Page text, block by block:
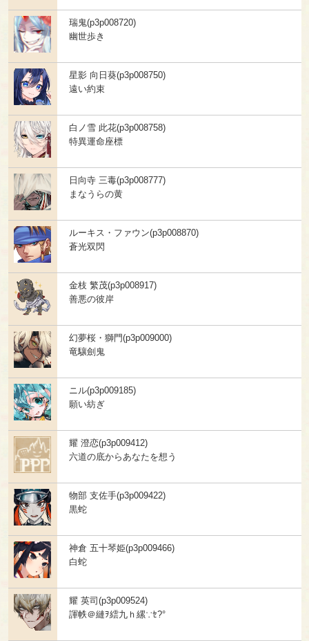
瑞鬼(p3p008720)
幽世歩き
星影 向日葵(p3p008750)
遠い約束
白ノ雪 此花(p3p008758)
特異運命座標
日向寺 三毒(p3p008777)
まなうらの黄
ルーキス・ファウン(p3p008870)
蒼光双閃
金枝 繁茂(p3p008917)
善悪の彼岸
幻夢桜・獅門(p3p009000)
竜驤劍鬼
ニル(p3p009185)
願い紡ぎ
耀 澄恋(p3p009412)
六道の底からあなたを想う
物部 支佐手(p3p009422)
黒蛇
神倉 五十琴姫(p3p009466)
白蛇
耀 英司(p3p009524)
諢帙＠縺ｦ繧九ｈ縲∵ｾ?°